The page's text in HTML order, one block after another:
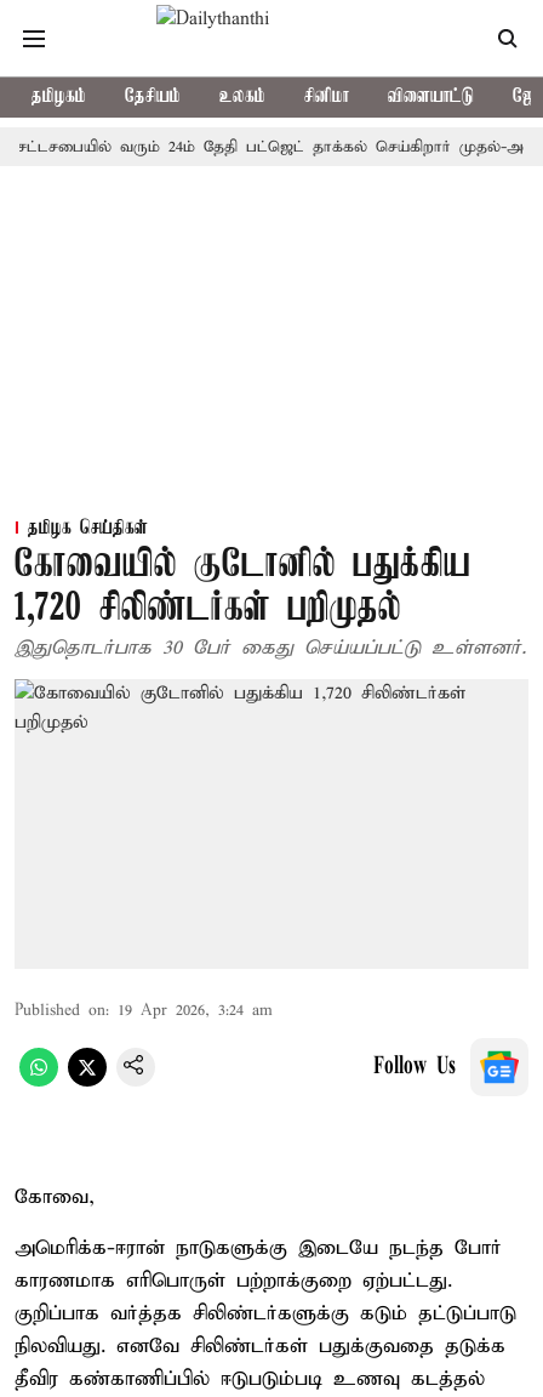
தமிழகம் தேசியம் உலகம் சினிமா விளையாட்டு
வரும் 24ம் தேதி பட்ஜெட் தாக்கல் செய்கிறார் முதல்-அமைச்சர்
தமிழக செய்திகள்
கோவையில் குடோனில் பதுக்கிய
1,720 சிலிண்டர்கள் பறிமுதல்
இதுதொடர்பாக 30 பேர் கைது செய்யப்பட்டு உள்ளனர்.
Published on: 19 Apr 2026, 3:24 am
Follow Us
கோவை,
அமெரிக்க-ஈரான் நாடுகளுக்கு இடையே நடந்த போர்
காரணமாக எரிபொருள் பற்றாக்குறை ஏற்பட்டது.
குறிப்பாக வர்த்தக சிலிண்டர்களுக்கு கடும் தட்டுப்பாடு
நிலவியது. எனவே சிலிண்டர்கள் பதுக்குவதை தடுக்க
தீவிர கண்காணிப்பில் ஈடுபடும்படி உணவு கடத்தல்